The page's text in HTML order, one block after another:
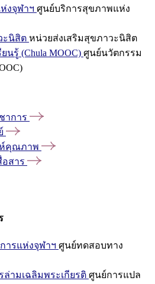
งจุฬาฯ ศูนย์บริการสุขภาพแห่ง
ะนิสิต หน่วยส่งเสริมสุขภาวะนิสิต
นรู้ (Chula MOOC) ศูนย์นวัตกรรม
าการ
ห์คุณภาพ
อสาร
ารแห่งจุฬาฯ ศูนย์ทดสอบทาง
ามเฉลิมพระเกียรติ ศูนย์การแปล